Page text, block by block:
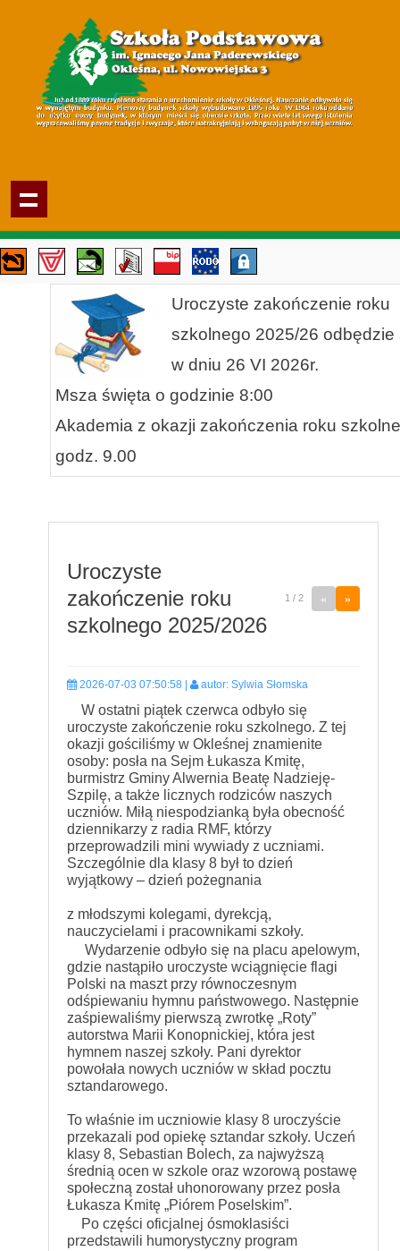
Uroczyste zakończenie roku
szkolnego 2025/26 odbędzie
w dniu 26 VI 2026r.
Msza święta o godzinie 8:00
Akademia z okazji zakończenia roku
godz. 9.00
Uroczyste
zakończenie roku
szkolnego 2025/2026
1 / 2 « »
2026-07-03 07:50:58 | autor: Sylwia Słomska
W ostatni piątek czerwca odbyło się
uroczyste zakończenie roku szkolnego. Z tej
okazji gościliśmy w Okleśnej znamienite
osoby: posła na Sejm Łukasza Kmitę,
burmistrz Gminy Alwernia Beatę Nadzieję-
Szpilę, a także licznych rodziców naszych
uczniów. Miłą niespodzianką była obecność
dziennikarzy z radia RMF, którzy
przeprowadzili mini wywiady z uczniami.
Szczególnie dla klasy 8 był to dzień
wyjątkowy – dzień pożegnania
z młodszymi kolegami, dyrekcją,
nauczycielami i pracownikami szkoły.
Wydarzenie odbyło się na placu apelowym,
gdzie nastąpiło uroczyste wciągnięcie flagi
Polski na maszt przy równoczesnym
odśpiewaniu hymnu państwowego. Następnie
zaśpiewaliśmy pierwszą zwrotkę „Roty”
autorstwa Marii Konopnickiej, która jest
hymnem naszej szkoły. Pani dyrektor
powołała nowych uczniów w skład pocztu
sztandarowego.
To właśnie im uczniowie klasy 8 uroczyście
przekazali pod opiekę sztandar szkoły. Uczeń
klasy 8, Sebastian Bolech, za najwyższą
średnią ocen w szkole oraz wzorową postawę
społeczną został uhonorowany przez posła
Łukasza Kmitę „Piórem Poselskim”.
Po części oficjalnej ósmoklasiści
przedstawili humorystyczny program